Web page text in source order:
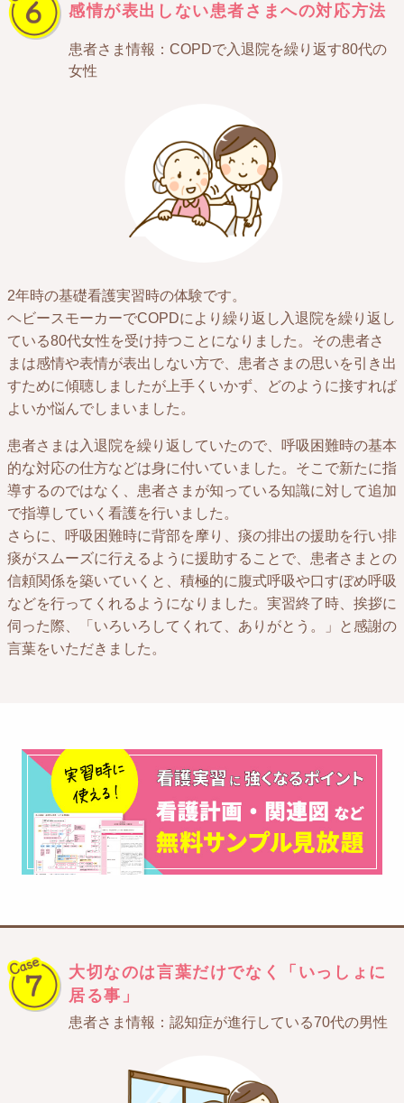
感情が表出しない患者さまへの対応方法
患者さま情報：COPDで入退院を繰り返す80代の
女性
2年時の基礎看護実習時の体験です。
ヘビースモーカーでCOPDにより繰り返し入退院を繰り返し
ている80代女性を受け持つことになりました。その患者さ
まは感情や表情が表出しない方で、患者さまの思いを引き出
すために傾聴しましたが上手くいかず、どのように接すれば
よいか悩んでしまいました。
患者さまは入退院を繰り返していたので、呼吸困難時の基本
的な対応の仕方などは身に付いていました。そこで新たに指
導するのではなく、患者さまが知っている知識に対して追加
で指導していく看護を行いました。
さらに、呼吸困難時に背部を摩り、痰の排出の援助を行い排
痰がスムーズに行えるように援助することで、患者さまとの
信頼関係を築いていくと、積極的に腹式呼吸や口すぼめ呼吸
などを行ってくれるようになりました。実習終了時、挨拶に
伺った際、「いろいろしてくれて、ありがとう。」と感謝の
言葉をいただきました。
大切なのは言葉だけでなく
「いっしょに
居る事」
患者さま情報：認知症が進行している70代の男性